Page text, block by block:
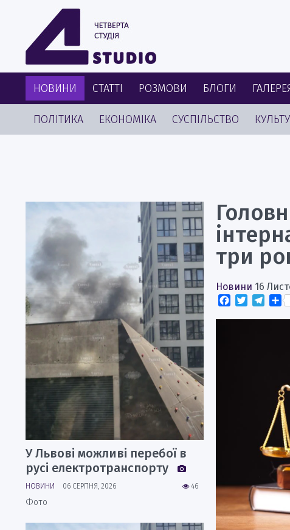
НОВИНИ СТАТТІ РОЗМОВИ БЛОГИ
ПОЛІТИКА ЕКОНОМІКА СУСПІЛЬСТВО
три
Новини 16
Facebook
Twitter
У Львові можливі перебої в
русі електротранспорту
46
НОВИНИ 06 СЕРПНЯ, 2026
Фото